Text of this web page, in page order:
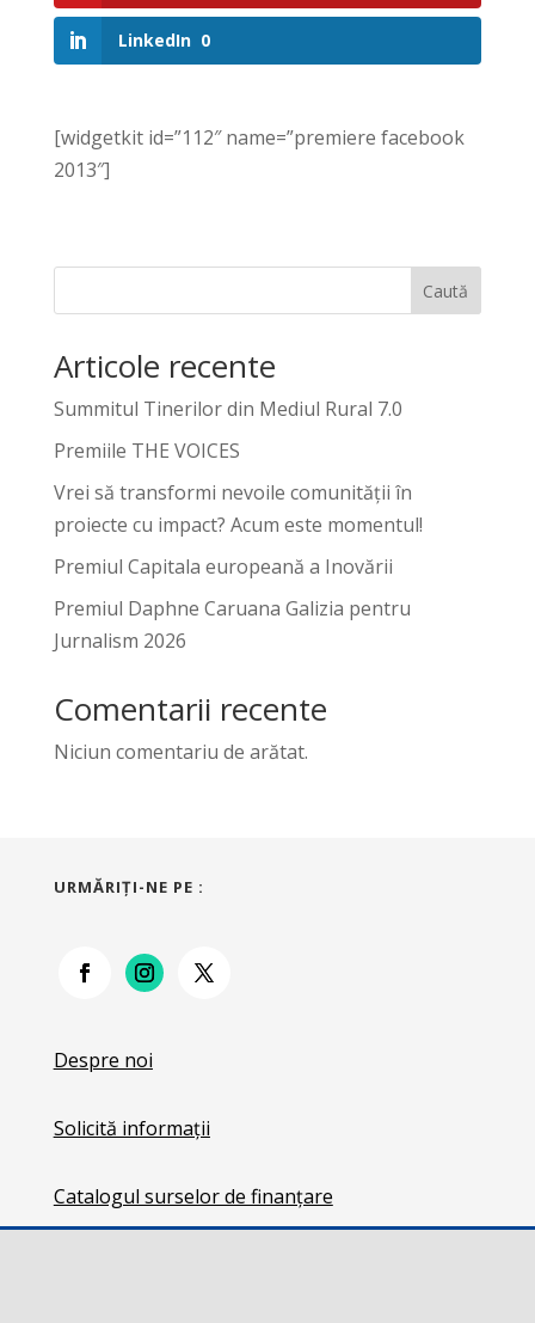
LinkedIn 0
[widgetkit id=”112″ name=”premiere facebook
2013″]
Caută
Articole recente
Summitul Tinerilor din Mediul Rural 7.0
Premiile THE VOICES
Vrei să transformi nevoile comunității în
proiecte cu impact? Acum este momentul!
Premiul Capitala europeană a Inovării
Premiul Daphne Caruana Galizia pentru
Jurnalism 2026
Comentarii recente
Niciun comentariu de arătat.
URMĂRIŢI-NE PE :
Despre noi
Solicită informații
Catalogul surselor de finanțare